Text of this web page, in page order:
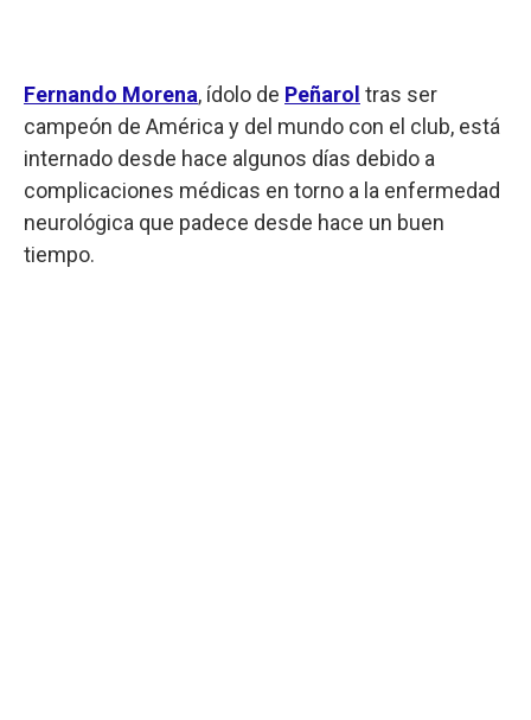
Fernando Morena, ídolo de Peñarol tras ser
campeón de América y del mundo con el club, está
internado desde hace algunos días debido a
complicaciones médicas en torno a la enfermedad
neurológica que padece desde hace un buen
tiempo.